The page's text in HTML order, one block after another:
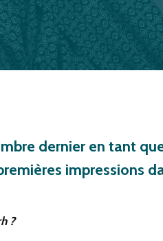
dernier en tant
impressions
?